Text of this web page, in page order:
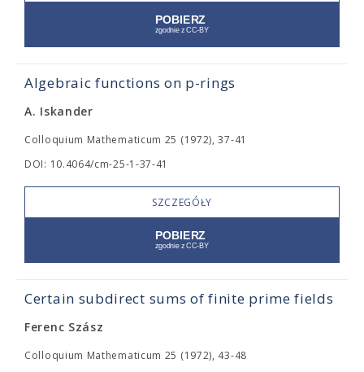
Algebraic functions on p-rings
A. Iskander
Colloquium Mathematicum 25 (1972), 37-41
DOI: 10.4064/cm-25-1-37-41
SZCZEGÓŁY
Certain subdirect sums of finite prime fields
Ferenc Szász
Colloquium Mathematicum 25 (1972), 43-48